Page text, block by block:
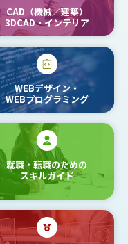
CAD（機械／建築）
3DCAD・インテリア
WEBデザイン・
WEBプログラミング
就職・転職のための
スキルガイド